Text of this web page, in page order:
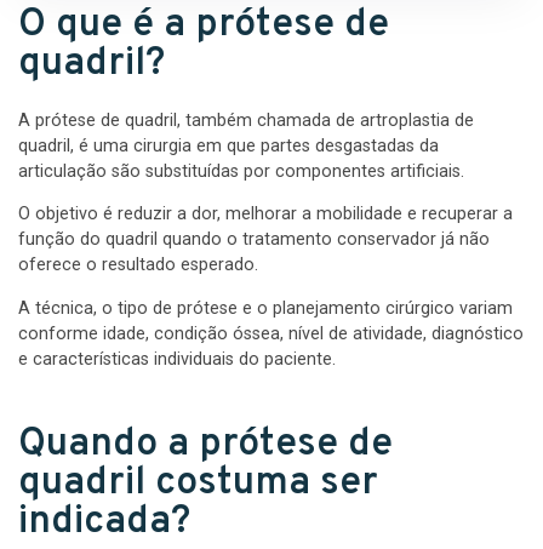
O que é a prótese de
quadril?
A prótese de quadril, também chamada de artroplastia de
quadril, é uma cirurgia em que partes desgastadas da
articulação são substituídas por componentes artificiais.
O objetivo é reduzir a dor, melhorar a mobilidade e recuperar a
função do quadril quando o tratamento conservador já não
oferece o resultado esperado.
A técnica, o tipo de prótese e o planejamento cirúrgico variam
conforme idade, condição óssea, nível de atividade, diagnóstico
e características individuais do paciente.
Quando a prótese de
quadril costuma ser
indicada?